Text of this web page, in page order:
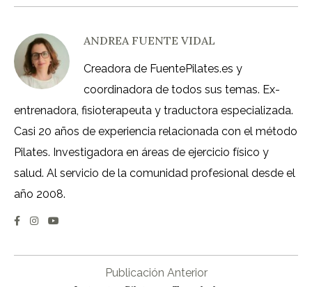
ANDREA FUENTE VIDAL
Creadora de FuentePilates.es y
coordinadora de todos sus temas. Ex-
entrenadora, fisioterapeuta y traductora especializada.
Casi 20 años de experiencia relacionada con el método
Pilates. Investigadora en áreas de ejercicio físico y
salud. Al servicio de la comunidad profesional desde el
año 2008.
Publicación Anterior